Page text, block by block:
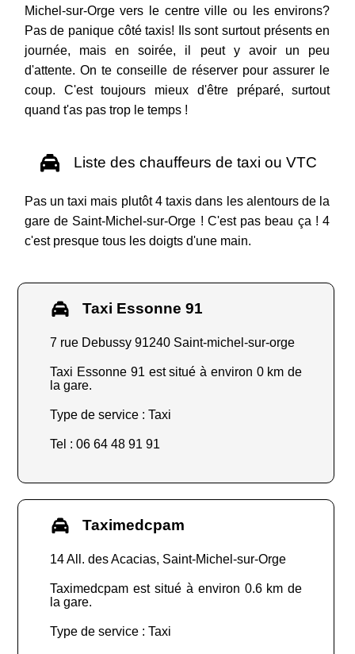
Michel-sur-Orge vers le centre ville ou les environs?
Pas de panique côté taxis! Ils sont surtout présents en
journée, mais en soirée, il peut y avoir un peu
d'attente. On te conseille de réserver pour assurer le
coup. C'est toujours mieux d'être préparé, surtout
quand t'as pas trop le temps !
Liste des chauffeurs de taxi ou VTC
Pas un taxi mais plutôt 4 taxis dans les alentours de la
gare de Saint-Michel-sur-Orge ! C'est pas beau ça ! 4
c'est presque tous les doigts d'une main.
Taxi Essonne 91
7 rue Debussy 91240 Saint-michel-sur-orge
Taxi Essonne 91 est situé à environ 0 km de
la gare.
Type de service : Taxi
Tel : 06 64 48 91 91
Taximedcpam
14 All. des Acacias, Saint-Michel-sur-Orge
Taximedcpam est situé à environ 0.6 km de
la gare.
Type de service : Taxi